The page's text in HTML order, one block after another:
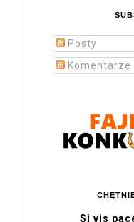
Posty
Komentarze
Si vis